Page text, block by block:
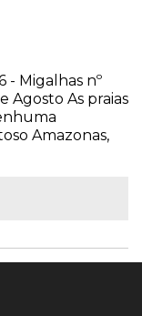
- Migalhas nº
Agosto As praias
Amazonas,